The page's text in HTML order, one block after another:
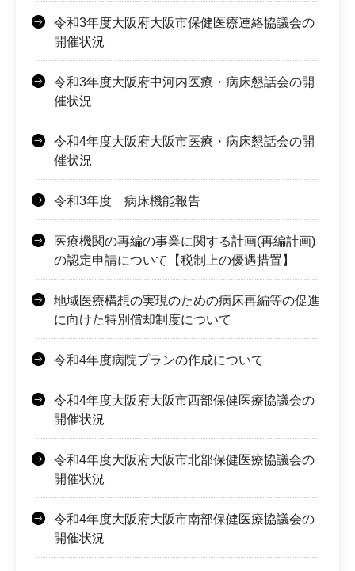
令和3年度大阪府大阪市保健医療連絡協議会の
開催状況
令和3年度大阪府中河内医療・病床懇話会の開
催状況
令和4年度大阪府大阪市医療・病床懇話会の開
催状況
令和3年度 病床機能報告
医療機関の再編の事業に関する計画(再編計画)
の認定申請について【税制上の優遇措置】
地域医療構想の実現のための病床再編等の促進
に向けた特別償却制度について
令和4年度病院プランの作成について
令和4年度大阪府大阪市西部保健医療協議会の
開催状況
令和4年度大阪府大阪市北部保健医療協議会の
開催状況
令和4年度大阪府大阪市南部保健医療協議会の
開催状況